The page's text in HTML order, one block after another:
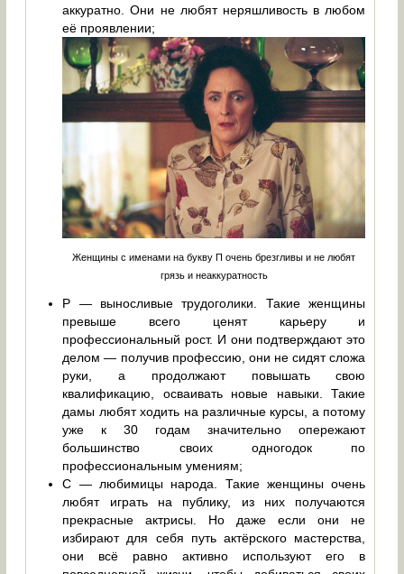
аккуратно. Они не любят неряшливость в любом
её проявлении;
Женщины с именами на букву П очень брезгливы и не любят
грязь и неаккуратность
Р — выносливые трудоголики. Такие женщины
превыше всего ценят карьеру и
профессиональный рост. И они подтверждают это
делом — получив профессию, они не сидят сложа
руки, а продолжают повышать свою
квалификацию, осваивать новые навыки. Такие
дамы любят ходить на различные курсы, а потому
уже к 30 годам значительно опережают
большинство своих одногодок по
профессиональным умениям;
С — любимицы народа. Такие женщины очень
любят играть на публику, из них получаются
прекрасные актрисы. Но даже если они не
избирают для себя путь актёрского мастерства,
они всё равно активно используют его в